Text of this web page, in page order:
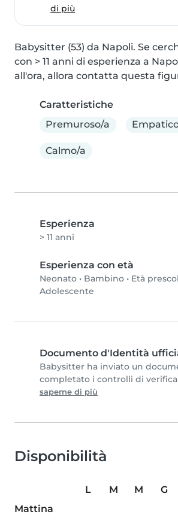
di più
Babysitter (53) da Napoli. Se
con > 11 anni di esperienza a
all'ora, allora contatta questa
Caratteristiche
Premuroso/a
Calmo/a
Esperienza
> 11 anni
Esperienza con età
Neonato • Bambino • Età
Adolescente
Documento d'Identità
Babysitter ha inviato un
completato i controlli di
saperne di più
Disponibilità
L M M G
Mattina